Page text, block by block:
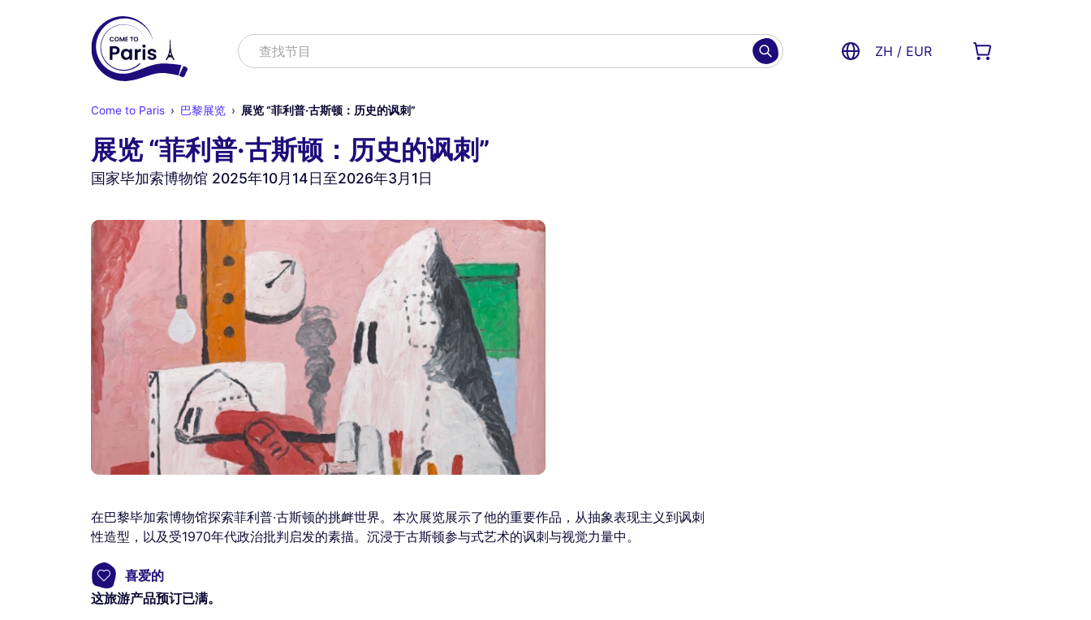
寻找查找节目 ZH / EUR
Come to Paris 巴黎展览 展览 “菲利普·古斯顿：历史的讽刺”
展览 “菲利普·古斯顿：历史的讽刺”
国家毕加索博物馆 2025年10月14日至2026年3月1日
在巴黎毕加索博物馆探索菲利普·古斯顿的挑衅世界。本次展览展示了他的重要作品，从抽象表现主义到讽刺
性造型，以及受1970年代政治批判启发的素描。沉浸于古斯顿参与式艺术的讽刺与视觉力量中。
喜爱的
这旅游产品预订已满。